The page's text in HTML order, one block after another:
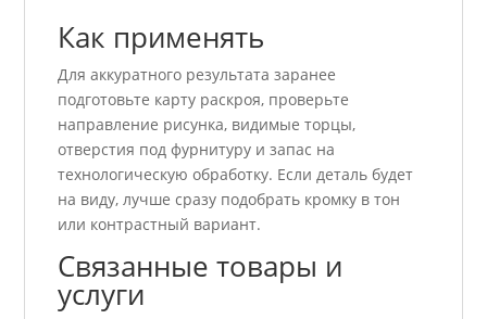
Как применять
Для аккуратного результата заранее
подготовьте карту раскроя, проверьте
направление рисунка, видимые торцы,
отверстия под фурнитуру и запас на
технологическую обработку. Если деталь будет
на виду, лучше сразу подобрать кромку в тон
или контрастный вариант.
Связанные товары и
услуги